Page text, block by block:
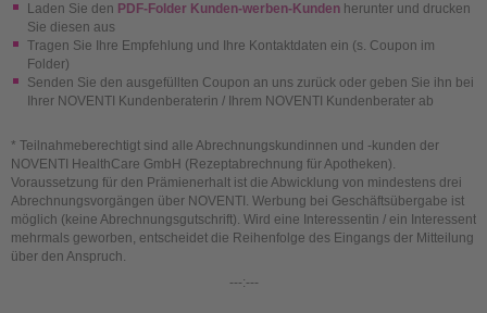
Laden Sie den PDF-Folder Kunden-werben-Kunden herunter und drucken
Sie diesen aus
Tragen Sie Ihre Empfehlung und Ihre Kontaktdaten ein (s. Coupon im
Folder)
Senden Sie den ausgefüllten Coupon an uns zurück oder geben Sie ihn bei
Ihrer NOVENTI Kundenberaterin / Ihrem NOVENTI Kundenberater ab
* Teilnahmeberechtigt sind alle Abrechnungskundinnen und -kunden der
NOVENTI HealthCare GmbH (Rezeptabrechnung für Apotheken).
Voraussetzung für den Prämienerhalt ist die Abwicklung von mindestens drei
Abrechnungsvorgängen über NOVENTI. Werbung bei Geschäftsübergabe ist
möglich (keine Abrechnungsgutschrift). Wird eine Interessentin / ein Interessent
mehrmals geworben, entscheidet die Reihenfolge des Eingangs der Mitteilung
über den Anspruch.
---:---